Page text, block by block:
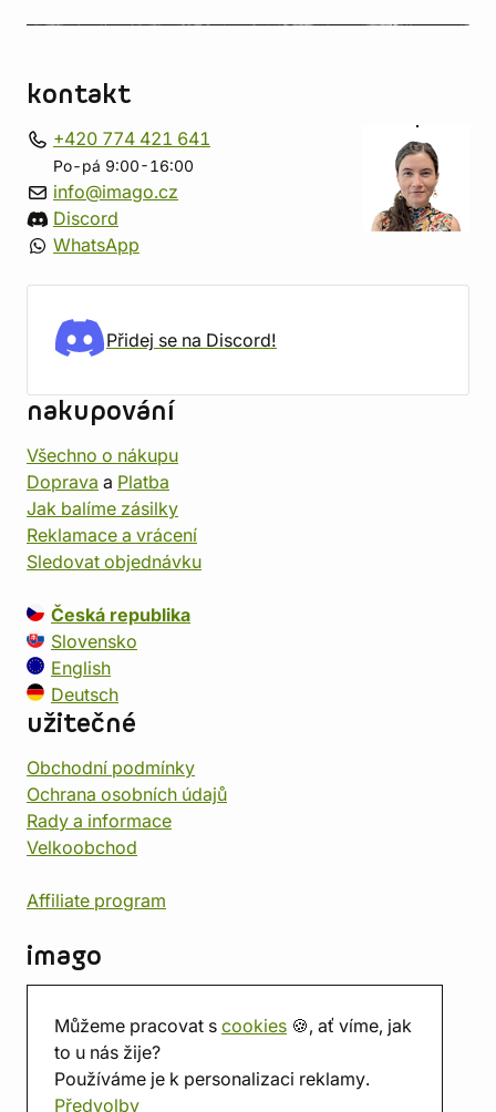
Můžeme pracovat s cookies 🍪, ať víme, jak
to u nás žije?
Používáme je k personalizaci reklamy.
Předvolby
kontakt
+420 774 421 641
Po-pá 9:00-16:00
info@imago.cz
Discord
WhatsApp
Přidej se na Discord!
nakupování
Všechno o nákupu
Doprava a Platba
Jak balíme zásilky
Reklamace a vrácení
Sledovat objednávku
Česká republika
Slovensko
English
Deutsch
užitečné
Obchodní podmínky
Ochrana osobních údajů
Rady a informace
Velkoobchod
Affiliate program
imago
Prodejna
Herna
O nás
Hodnocení obchodu